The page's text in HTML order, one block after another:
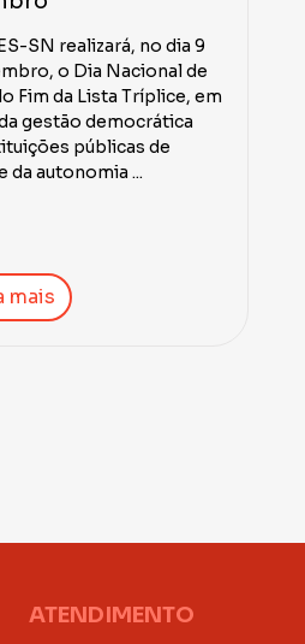
SN realizará, no dia 9
o Dia Nacional de
Fim da Lista Tríplice, em
gestão democrática
públicas de
da autonomia ...
mais
ATENDIMENTO